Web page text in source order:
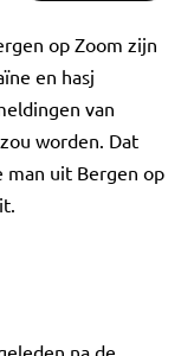
op Zoom zijn
en hasj
van
worden. Dat
man uit Bergen op
na de